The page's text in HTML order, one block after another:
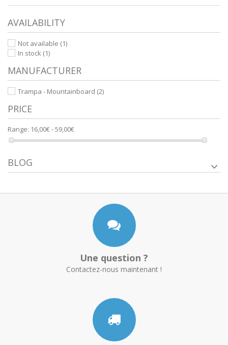
AVAILABILITY
Not available (1)
In stock (1)
MANUFACTURER
Trampa - Mountainboard (2)
PRICE
Range: 16,00€ - 59,00€
BLOG
Une question ?
Contactez-nous maintenant !